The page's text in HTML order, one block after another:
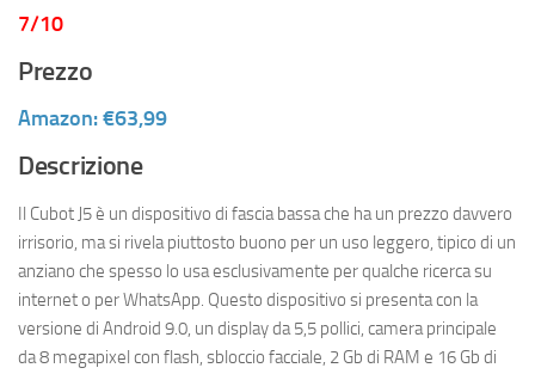
7/10
Prezzo
Amazon: €63,99
Descrizione
Il Cubot J5 è un dispositivo di fascia bassa che ha un prezzo davvero
irrisorio, ma si rivela piuttosto buono per un uso leggero, tipico di un
anziano che spesso lo usa esclusivamente per qualche ricerca su
internet o per WhatsApp. Questo dispositivo si presenta con la
versione di Android 9.0, un display da 5,5 pollici, camera principale
da 8 megapixel con flash, sbloccio facciale, 2 Gb di RAM e 16 Gb di